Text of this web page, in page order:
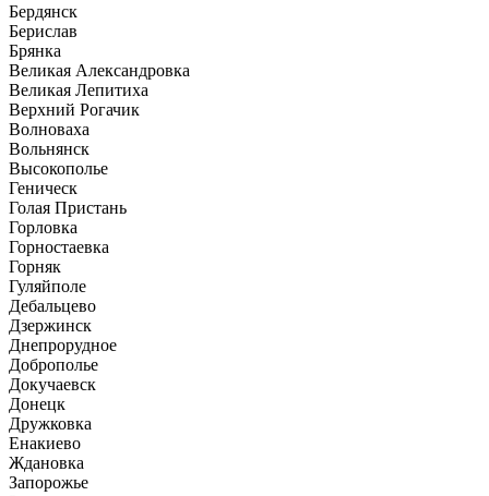
Бердянск
Берислав
Брянка
Великая Александровка
Великая Лепитиха
Верхний Рогачик
Волноваха
Вольнянск
Высокополье
Геническ
Голая Пристань
Горловка
Горностаевка
Горняк
Гуляйполе
Дебальцево
Дзержинск
Днепрорудное
Доброполье
Докучаевск
Донецк
Дружковка
Енакиево
Ждановка
Запорожье